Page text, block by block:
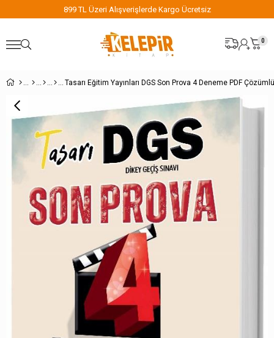
899 TL Üzeri Alışverişlerde Kargo Ücretsiz
0
Tasarı Eğitim Yayınları DGS Son Prova 4 Deneme PDF Çözümlü